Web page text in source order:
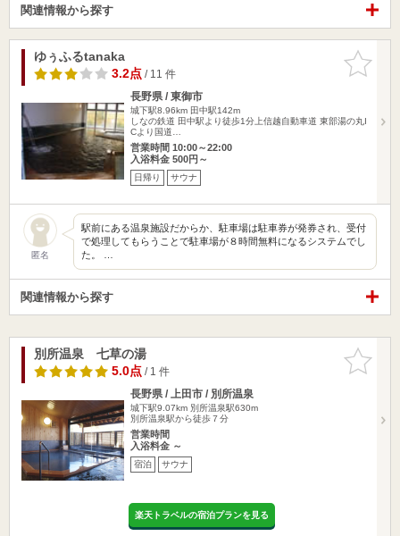
関連情報から探す
お気に入
りに追加
ゆぅふるtanaka
3.2点/ 11 件
長野県 / 東御市
城下駅8.96km 田中駅142m
しなの鉄道 田中駅より徒歩1分上信越自動車道 東部湯の丸I
Cより国道…
営業時間 10:00～22:00
入浴料金 500円～
日帰り サウナ
匿名
駅前にある温泉施設だからか、駐車場は駐車券が発券され、受付
で処理してもらうことで駐車場が８時間無料になるシステムでし
た。 …
関連情報から探す
お気に入
りに追加
別所温泉 七草の湯
5.0点/ 1 件
長野県 / 上田市 / 別所温泉
城下駅9.07km 別所温泉駅630m
別所温泉駅から徒歩７分
営業時間
入浴料金 ～
宿泊 サウナ
楽天トラベルの宿泊プランを見る